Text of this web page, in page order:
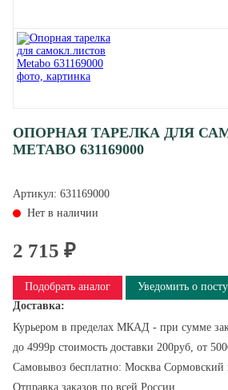
ОПОРНАЯ ТАРЕЛКА ДЛЯ
METABO 631169000
Артикул: 631169000
Нет в наличии
2 715 ₽
Подобрать аналог
Уведомить о
Доставка:
Курьером в пределах МКАД - при сумме
до 4999р стоимость доставки 200руб, от
Самовывоз бесплатно: Москва Сормовский
Отправка заказов по всей России